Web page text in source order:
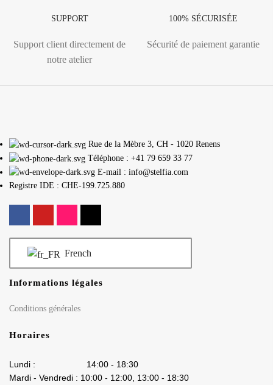
SUPPORT
Support client directement de
notre atelier
100% SÉCURISÉE
Sécurité de paiement garantie
Rue de la Mèbre 3, CH - 1020 Renens
Téléphone : +41 79 659 33 77
E-mail : info@stelfia.com
Registre IDE : CHE-199.725.880
French
Informations légales
Conditions générales
Horaires
Lundi : 14:00 - 18:30
Mardi - Vendredi : 10:00 - 12:00, 13:00 - 18:30